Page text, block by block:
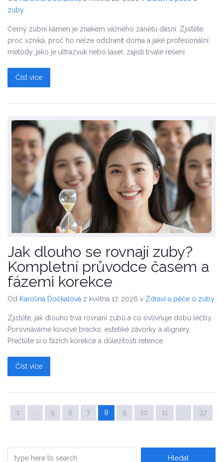
zuby
Černý zubní kámen je znakem vážného zánětu dásní. Zjistěte,
proč vzniká, proč ho nelze odstranit doma a jaké profesionální
metody, jako je ultrazvuk nebo laser, zajistí trvalé řešení.
Číst více
Jak dlouho se rovnají zuby?
Kompletní průvodce časem a
fázemi korekce
Od Karolína Dočkalová z května 17, 2026 v Zdraví a péče o zuby
Zjistěte, jak dlouho trvá rovnání zubů a co ovlivňuje dobu léčby.
Porovnáváme kovové bracko, estetiké závorky a alignery.
Přečtěte si o fázích korekce a důležitosti retence.
Číst více
1 … 5 6 7 8 9 10 11 … 37